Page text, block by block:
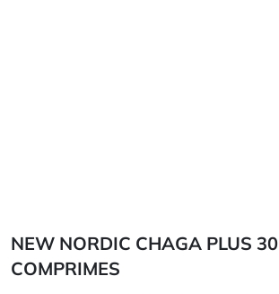
NEW NORDIC CHAGA PLUS 30
COMPRIMES